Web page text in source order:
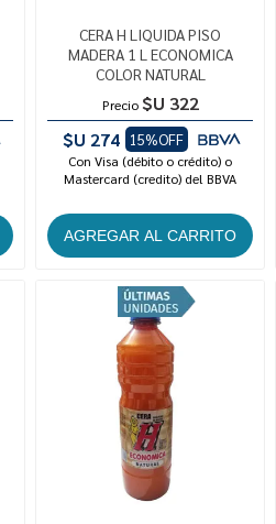
CERA H LIQUIDA PISO
MADERA 1 L ECONOMICA
COLOR NATURAL
Precio $U 322
$U 274
15%OFF
Con Visa (débito o crédito) o
Mastercard (credito) del BBVA